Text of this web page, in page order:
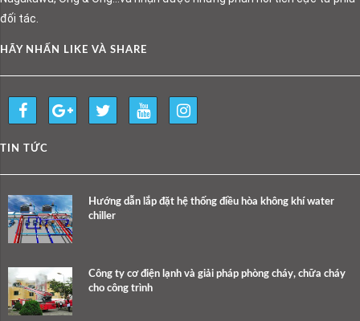
đối tác.
HÃY NHẤN LIKE VÀ SHARE
TIN TỨC
Hướng dẫn lắp đặt hệ thống điều hòa không khí water
chiller
Công ty cơ điện lạnh và giải pháp phòng cháy, chữa cháy
cho công trình